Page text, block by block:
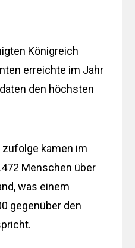
Königreich
erreichte im Jahr
den höchsten
zufolge kamen im
Menschen über
was einem
gegenüber den